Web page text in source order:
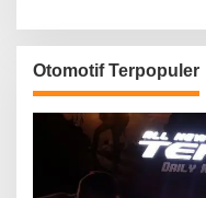
Otomotif Terpopuler